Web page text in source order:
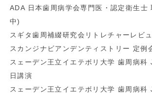
ADA 日本歯周病学会専門医・認定衛生士
中)
スギタ歯周補綴研究会リトレチャーレビ
スカンジナビアンデンティストリー 定例
スェーデン王立イエテボリ大学 歯周病
日講演
スェーデン王立イエテボリ大学 歯周病